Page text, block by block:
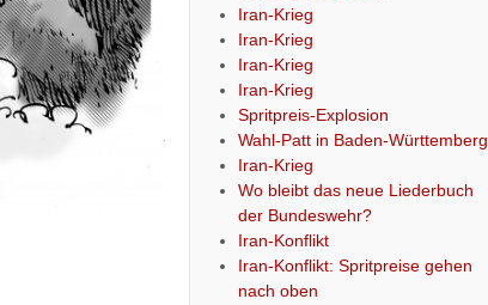
Iran-Krieg
Iran-Krieg
Iran-Krieg
Iran-Krieg
Spritpreis-Explosion
Wahl-Patt in Baden-Württemberg
Iran-Krieg
Wo bleibt das neue Liederbuch
der Bundeswehr?
Iran-Konflikt
Iran-Konflikt: Spritpreise gehen
nach oben